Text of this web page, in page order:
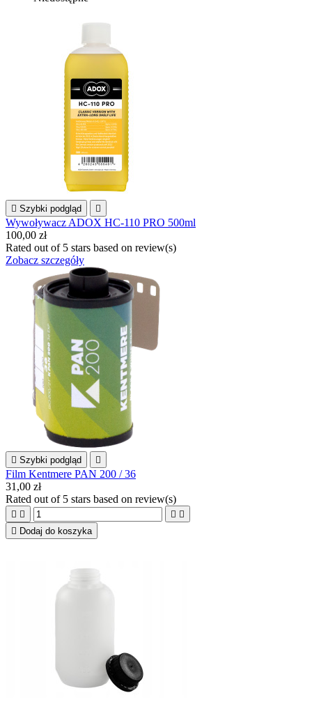
 Szybki podgląd 
Wywoływacz ADOX HC-110 PRO 500ml
100,00 zł
Rated out of 5 stars based on review(s)
Zobacz szczegóły
 Szybki podgląd 
Film Kentmere PAN 200 / 36
31,00 zł
Rated out of 5 stars based on review(s)
   
 Dodaj do koszyka